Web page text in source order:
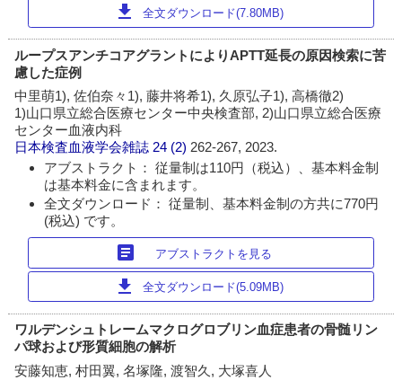
download 全文ダウンロード(7.80MB)
ループスアンチコアグラントによりAPTT延長の原因検索に苦
慮した症例
中里萌1), 佐伯奈々1), 藤井将希1), 久原弘子1), 高橋徹2)
1)山口県立総合医療センター中央検査部, 2)山口県立総合医療
センター血液内科
日本検査血液学会雑誌 24 (2) 262-267, 2023.
アブストラクト： 従量制は110円（税込）、基本料金制
は基本料金に含まれます。
全文ダウンロード： 従量制、基本料金制の方共に770円
(税込) です。
article アブストラクトを見る
download 全文ダウンロード(5.09MB)
ワルデンシュトレームマクログロブリン血症患者の骨髄リン
パ球および形質細胞の解析
安藤知恵, 村田翼, 名塚隆, 渡智久, 大塚喜人